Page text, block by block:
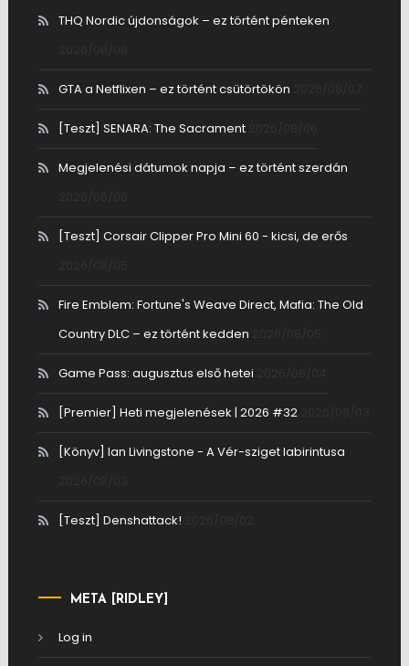
THQ Nordic újdonságok – ez történt pénteken
GTA a Netflixen – ez történt csütörtökön
[Teszt] SENARA: The Sacrament
Megjelenési dátumok napja – ez történt szerdán
[Teszt] Corsair Clipper Pro Mini 60 - kicsi, de erős
Fire Emblem: Fortune's Weave Direct, Mafia: The Old
Country DLC – ez történt kedden
Game Pass: augusztus első hetei
[Premier] Heti megjelenések | 2026 #32
[Könyv] Ian Livingstone - A Vér-sziget labirintusa
[Teszt] Denshattack!
META [RIDLEY]
Log in